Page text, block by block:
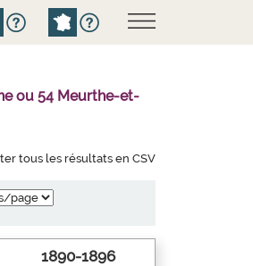
ou 54 Meurthe-et-
tous les résultats en CSV
1890-1896